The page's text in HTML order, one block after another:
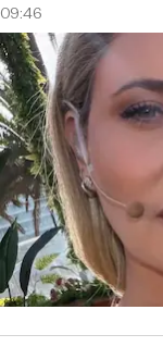
09:46